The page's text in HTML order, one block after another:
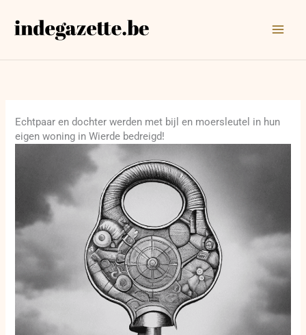
naar
Echtpaar en dochter werden met bijl en moersleutel in hun
eigen woning in Wierde bedreigd!